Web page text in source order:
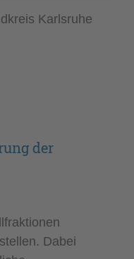
Karlsruhe
der
Dabei